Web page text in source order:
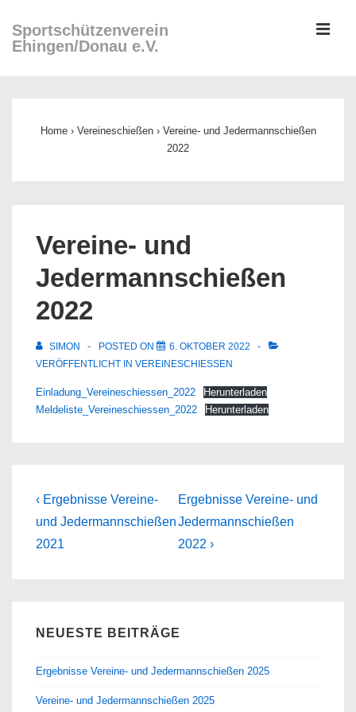
Zum
Inhalt
Sportschützenverein
Ehingen/Donau e.V.
Home › Vereineschießen › Vereine- und Jedermannschießen
2022
Vereine- und
Jedermannschießen
2022
SIMON POSTED ON
6. OKTOBER 2022
VERÖFFENTLICHT IN VEREINESCHIESSEN
Einladung_Vereineschiessen_2022
Herunterladen
Meldeliste_Vereineschiessen_2022
Herunterladen
Beitragsnavigation
Previous
Post
is
‹ Ergebnisse Vereine-
und Jedermannschießen
2021
Next
Post
is
Ergebnisse Vereine- und
Jedermannschießen
2022 ›
NEUESTE BEITRÄGE
Ergebnisse Vereine- und Jedermannschießen 2025
Vereine- und Jedermannschießen 2025